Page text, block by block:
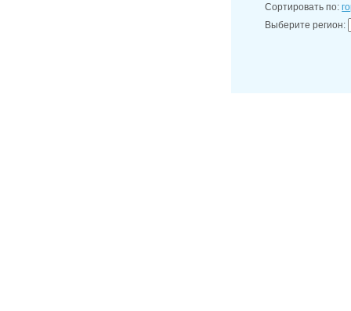
Сортировать по:
Выберите регион: